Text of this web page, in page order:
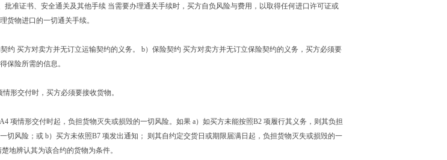
批准证书、安全通关及其他手续 当需要办理通关手续时，买方自负风险与费用，以取得任何进口许可证或
货物进口的一切通关手续。
约 买方对卖方并无订立运输契约的义务。 b）保险契约 买方对卖方并无订立保险契约的义务，买方必须要
保险所需的信息。
形交付时，买方必须要接收货物。
项情形交付时起，负担货物灭失或损毁的一切风险。如果 a）如买方未能按照B2 项履行其义务，则其负担
切风险；或 b）买方未依照B7 项发出通知； 则其自约定交货日或期限届满日起，负担货物灭失或损毁的一
地辨认其为该合约的货物为条件。